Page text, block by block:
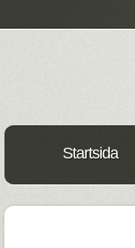
Startsida